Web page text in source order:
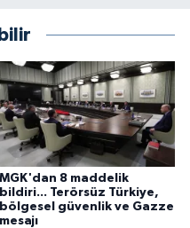
MGK'dan 8 maddelik
bildiri... Terörsüz Türkiye,
bölgesel güvenlik ve Gazze
mesajı